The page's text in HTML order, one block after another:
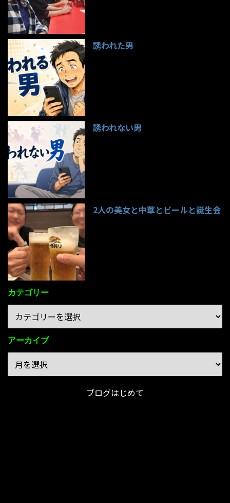
誘われた男
誘われない男
2人の美女と中華とビールと誕生会
カテゴリー
アーカイブ
ブログはじめて